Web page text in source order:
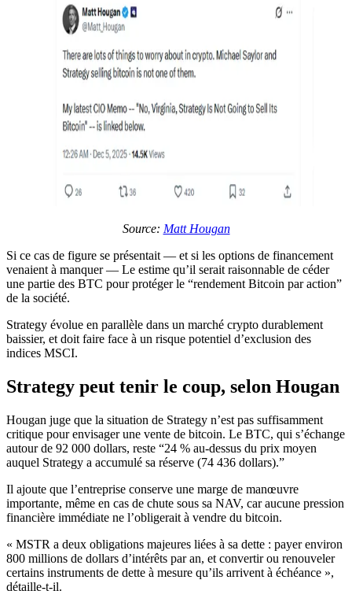
Source: Matt Hougan
Si ce cas de figure se présentait — et si les options de financement
venaient à manquer — Le estime qu’il serait raisonnable de céder
une partie des BTC pour protéger le “rendement Bitcoin par action”
de la société.
Strategy évolue en parallèle dans un marché crypto durablement
baissier, et doit faire face à un risque potentiel d’exclusion des
indices MSCI.
Strategy peut tenir le coup, selon Hougan
Hougan juge que la situation de Strategy n’est pas suffisamment
critique pour envisager une vente de bitcoin. Le BTC, qui s’échange
autour de 92 000 dollars, reste “24 % au-dessus du prix moyen
auquel Strategy a accumulé sa réserve (74 436 dollars).”
Il ajoute que l’entreprise conserve une marge de manœuvre
importante, même en cas de chute sous sa NAV, car aucune pression
financière immédiate ne l’obligerait à vendre du bitcoin.
« MSTR a deux obligations majeures liées à sa dette : payer environ
800 millions de dollars d’intérêts par an, et convertir ou renouveler
certains instruments de dette à mesure qu’ils arrivent à échéance »,
détaille-t-il.